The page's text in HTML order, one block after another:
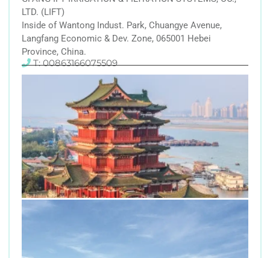
LTD. (LIFT)
Inside of Wantong Indust. Park, Chuangye Avenue,
Langfang Economic & Dev. Zone, 065001 Hebei
Province, China.
T: 00863166075509